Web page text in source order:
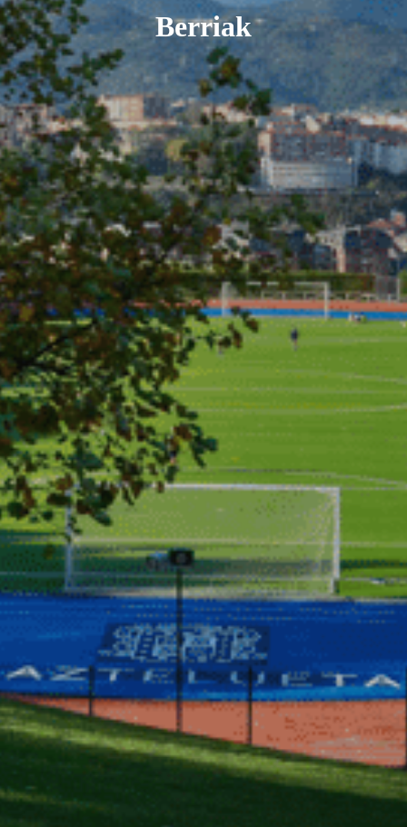
Berriak